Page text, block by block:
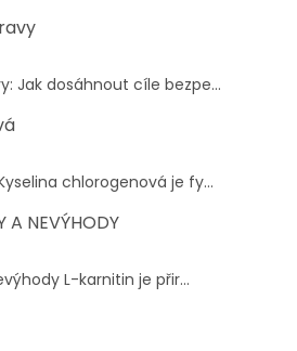
Jak dosáhnout cíle bezpe...
chlorogenová je fy...
A NEVÝHODY
L-karnitin je přir...